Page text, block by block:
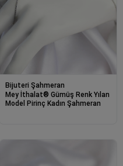
Bijuteri Şahmeran
Mey İthalat® Gümüş Renk Yılan
Model Pirinç Kadın Şahmeran